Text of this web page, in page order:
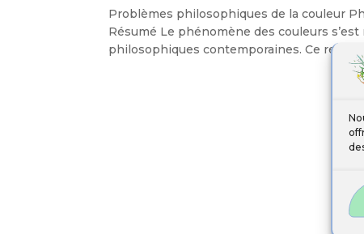
Problèmes philosophiques de la couleur
Résumé Le phénomène des couleurs
philosophiques contemporaines. Ce